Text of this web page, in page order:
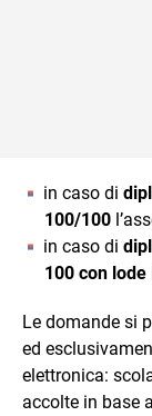
in caso di
100/100
in caso di
100 con lode
Le domande si
ed
elettronica:
accolte in base